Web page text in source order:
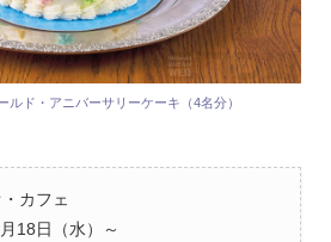
ルド・アニバーサリーケーキ（4名分）
カフェ
18日（水）～